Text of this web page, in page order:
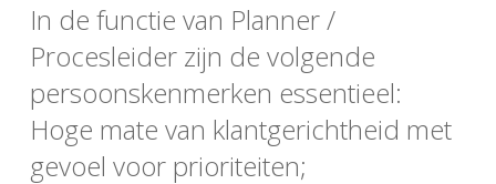
In de functie van Planner /
Procesleider zijn de volgende
persoonskenmerken essentieel:
Hoge mate van klantgerichtheid met
gevoel voor prioriteiten;